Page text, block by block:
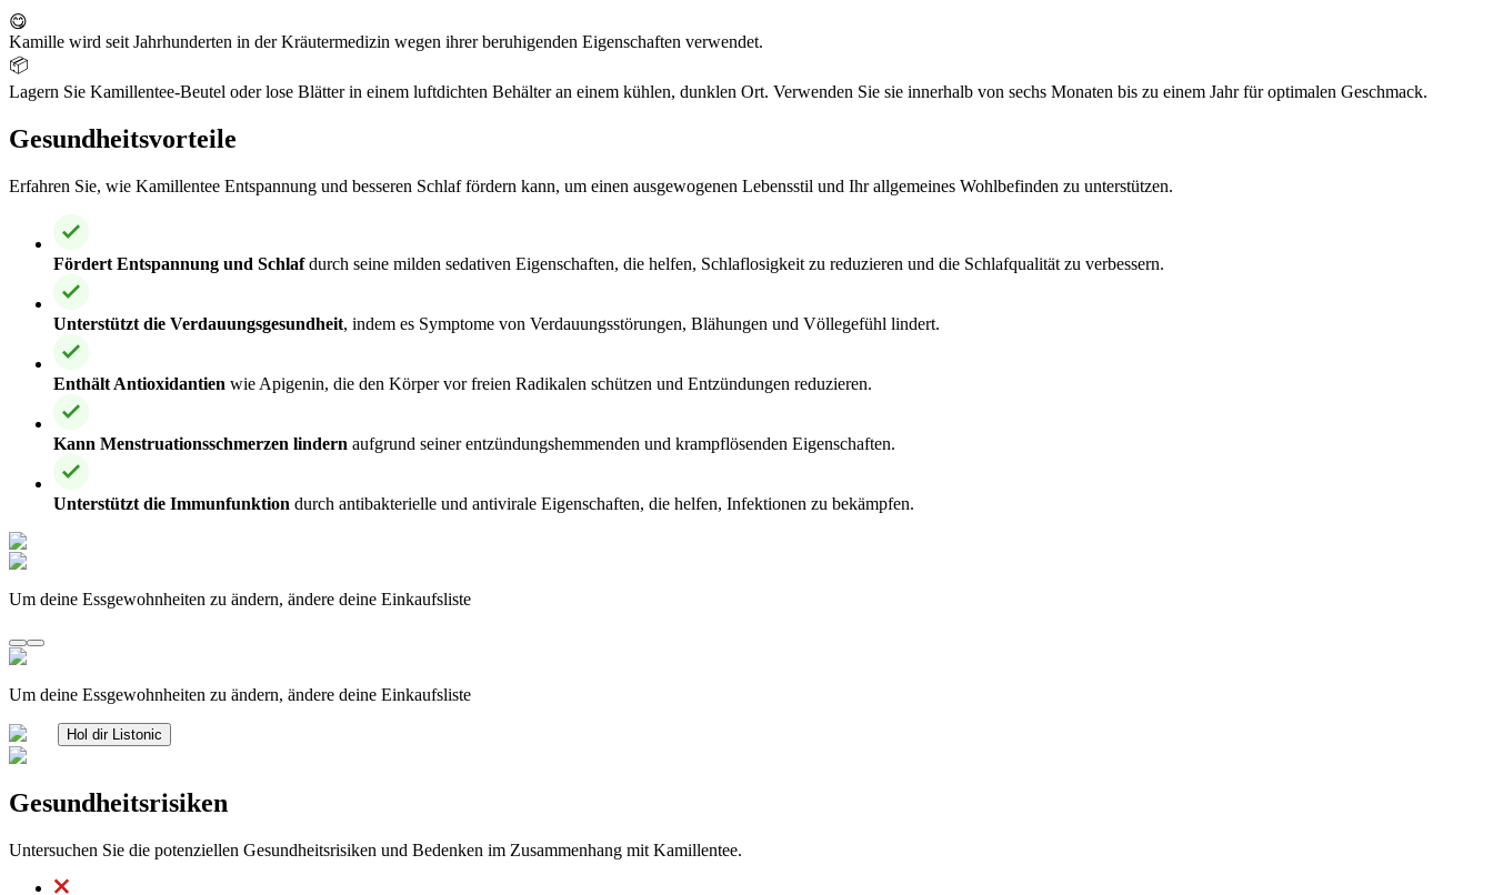
😋
Kamille wird seit Jahrhunderten in der Kräutermedizin wegen ihrer beruhigenden Eigenschaften verwendet.
📦
Lagern Sie Kamillentee-Beutel oder lose Blätter in einem luftdichten Behälter an einem kühlen, dunklen Ort. Verwenden Sie sie innerhalb von sechs Monaten bis zu einem Jahr für optimalen Geschmack.
Gesundheitsvorteile
Erfahren Sie, wie Kamillentee Entspannung und besseren Schlaf fördern kann, um einen ausgewogenen Lebensstil und Ihr allgemeines Wohlbefinden zu unterstützen.
Fördert Entspannung und Schlafdurch seine milden sedativen Eigenschaften, die helfen, Schlaflosigkeit zu reduzieren und die Schlafqualität zu verbessern.
Unterstützt die Verdauungsgesundheit, indem es Symptome von Verdauungsstörungen, Blähungen und Völlegefühl lindert.
Enthält Antioxidantien wie Apigenin, die den Körper vor freien Radikalen schützen und Entzündungen reduzieren.
Kann Menstruationsschmerzen lindern aufgrund seiner entzündungshemmenden und krampflösenden Eigenschaften.
Unterstützt die Immunfunktion durch antibakterielle und antivirale Eigenschaften, die helfen, Infektionen zu bekämpfen.
Um deine Essgewohnheiten zu ändern, ändere deine Einkaufsliste
Um deine Essgewohnheiten zu ändern, ändere deine Einkaufsliste
Hol dir Listonic
Gesundheitsrisiken
Untersuchen Sie die potenziellen Gesundheitsrisiken und Bedenken im Zusammenhang mit Kamillentee.